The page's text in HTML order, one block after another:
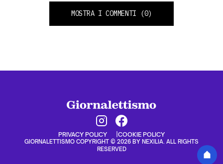
MOSTRA I COMMENTI (0)
PRIVACY POLICY COOKIE POLICY
GIORNALETTISMO COPYRIGHT © 2026 BY NEXILIA. ALL RIGHTS
RESERVED